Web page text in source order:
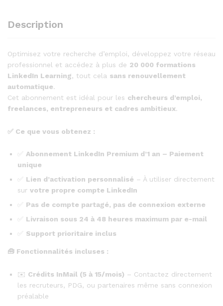
Description
Optimisez votre recherche d’emploi, développez votre réseau
professionnel et accédez à plus de 20 000 formations
LinkedIn Learning, tout cela sans renouvellement
automatique.
Cet abonnement est idéal pour les chercheurs d’emploi,
freelances, entrepreneurs et cadres ambitieux.
✅ Ce que vous obtenez :
Abonnement LinkedIn Premium d’1 an – Paiement
unique
Lien d’activation personnalisé – À utiliser directement
sur votre propre compte LinkedIn
Pas de compte partagé, pas de connexion externe
Livraison sous 24 à 48 heures maximum par e-mail
Support prioritaire inclus
🧰 Fonctionnalités incluses :
✉️ Crédits InMail (5 à 15/mois) – Contactez directement
les recruteurs, PDG, ou partenaires même sans connexion
préalable